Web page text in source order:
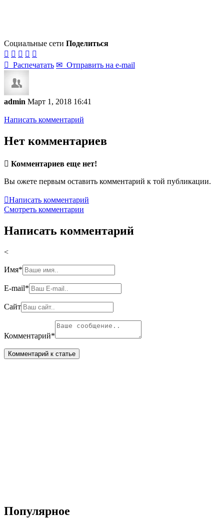
Социальные сети Поделиться
    
 Распечатать ✉ Отправить на e-mail
admin Март 1, 2018 16:41
Написать комментарий
Нет комментариев
 Комментариев еще нет!
Вы ожете первым оставить комментарий к той публикации.
Написать комментарий
Смотреть комментарии
Написать комментарий
<
Имя*
E-mail*
Сайт
Комментарий*
Популярное